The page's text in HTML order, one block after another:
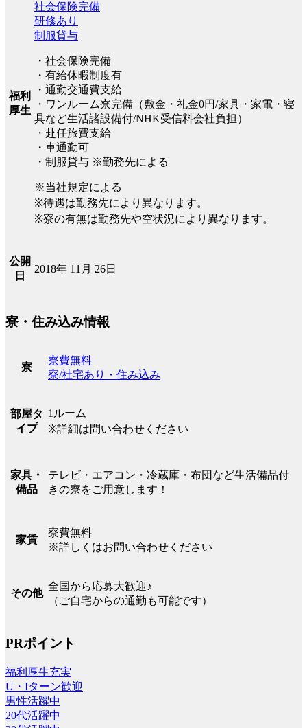
福利
厚生
社会保険完備
研修あり
制服貸与
・社会保険完備
・有給休暇制度有
・通勤交通費支給
・ワンルーム寮完備（敷金・礼金0円/家具・家電・寝
具など生活諸設備付/NHK受信料会社負担）
・赴任旅費支給
・車通勤可
・制服貸与 ※勤務先による
※当社規定による
※待遇は勤務先により異なります。
※寮の有無は勤務先や空状況により異なります。
公開
日
2018年 11月 26日
寮・住み込み情報
寮
寮費無料
寮/社宅あり・住み込み
部屋タ
イプ
1ルーム
※詳細は問い合わせください
家具・
備品
テレビ・エアコン・冷蔵庫・布団など生活備品付
きの寮をご用意します！
家賃
寮費無料
※詳しくはお問い合わせください
その他
全国から応募大歓迎♪
（ご自宅からの通勤も可能です）
PRポイント
福利厚生充実
U・Iターン歓迎
男性活躍中
20代活躍中